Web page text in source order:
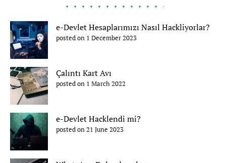
e-Devlet Hesaplarımızı Nasıl Hackliyorlar?
posted on 1 December 2023
Çalıntı Kart Avı
posted on 1 March 2022
e-Devlet Hacklendi mi?
posted on 21 June 2023